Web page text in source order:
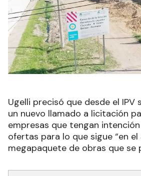
Ugelli precisó que desde el IPV
un nuevo llamado a licitación
empresas que tengan
ofertas para lo que sigue “en el
megapaquete de obras que se